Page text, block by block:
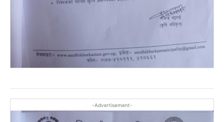
-Advertisement-